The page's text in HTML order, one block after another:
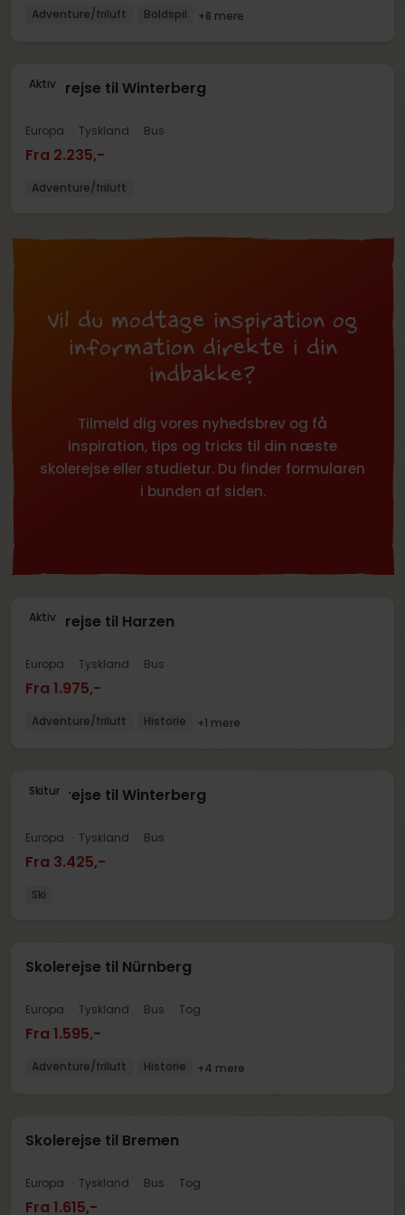
Adventure/friluft Boldspil +8 mere
Aktiv
Skolerejse til Winterberg
Europa Tyskland Bus
Fra 2.235,-
Adventure/friluft
Vil du modtage inspiration og
information direkte i din
indbakke?
Tilmeld dig vores nyhedsbrev og få
inspiration, tips og tricks til din næste
skolerejse eller studietur. Du finder formularen
i bunden af siden.
Aktiv
Skolerejse til Harzen
Europa Tyskland Bus
Fra 1.975,-
Adventure/friluft Historie +1 mere
Skitur
Skolerejse til Winterberg
Europa Tyskland Bus
Fra 3.425,-
Ski
Skolerejse til Nürnberg
Europa Tyskland Bus Tog
Fra 1.595,-
Adventure/friluft Historie +4 mere
Skolerejse til Bremen
Europa Tyskland Bus Tog
Fra 1.615,-